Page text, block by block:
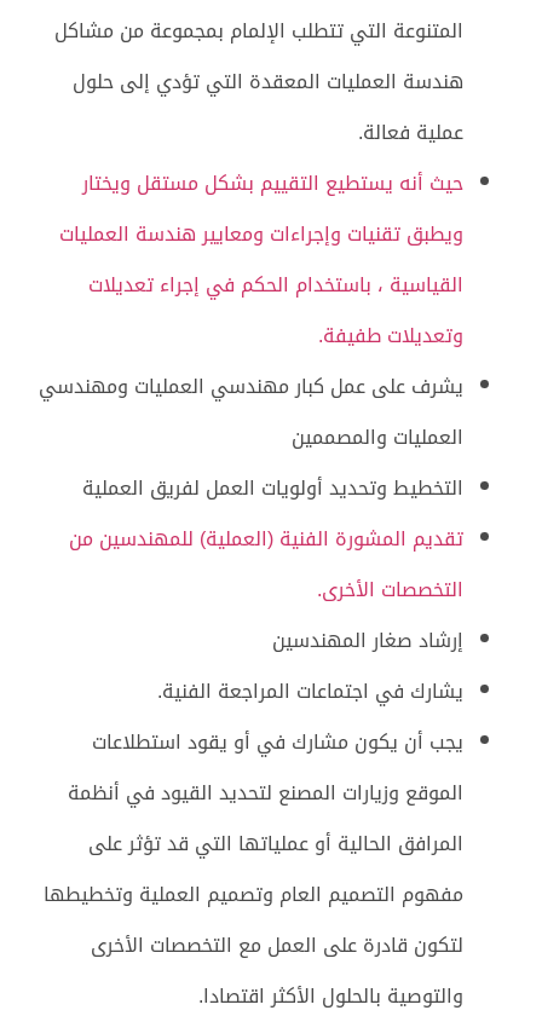
المتنوعة التي تتطلب الإلمام بمجموعة من مشاكل
هندسة العمليات المعقدة التي تؤدي إلى حلول
عملية فعالة.
حيث أنه يستطيع التقييم بشكل مستقل ويختار
ويطبق تقنيات وإجراءات ومعايير هندسة العمليات
القياسية ، باستخدام الحكم في إجراء تعديلات
وتعديلات طفيفة.
يشرف على عمل كبار مهندسي العمليات ومهندسي
العمليات والمصممين
التخطيط وتحديد أولويات العمل لفريق العملية
تقديم المشورة الفنية (العملية) للمهندسين من
التخصصات الأخرى.
إرشاد صغار المهندسين
يشارك في اجتماعات المراجعة الفنية.
يجب أن يكون مشارك في أو يقود استطلاعات
الموقع وزيارات المصنع لتحديد القيود في أنظمة
المرافق الحالية أو عملياتها التي قد تؤثر على
مفهوم التصميم العام وتصميم العملية وتخطيطها
لتكون قادرة على العمل مع التخصصات الأخرى
والتوصية بالحلول الأكثر اقتصادا.